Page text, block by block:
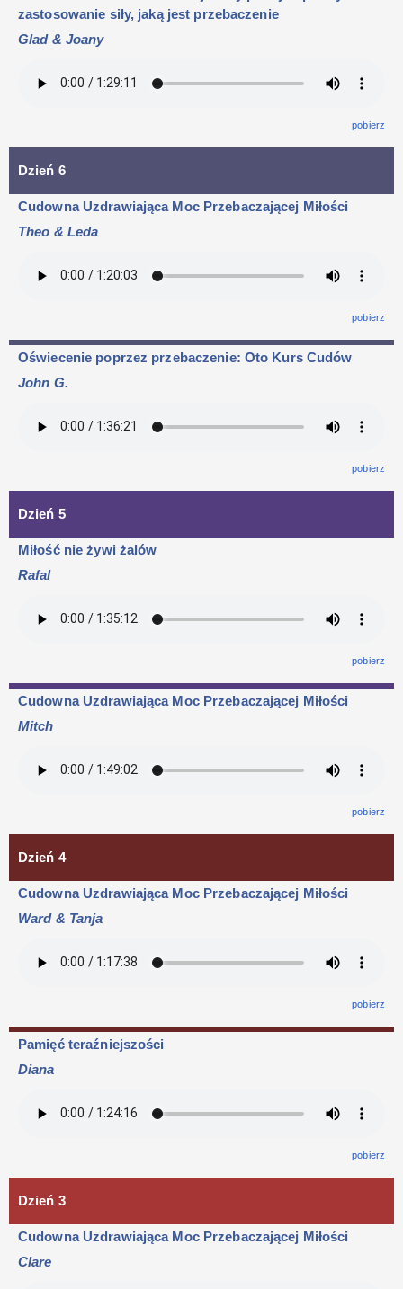
zastosowanie siły, jaką jest przebaczenie
Glad & Joany
pobierz
Dzień 6
Cudowna Uzdrawiająca Moc Przebaczającej Miłości
Theo & Leda
pobierz
Oświecenie poprzez przebaczenie: Oto Kurs Cudów
John G.
pobierz
Dzień 5
Miłość nie żywi żalów
Rafal
pobierz
Cudowna Uzdrawiająca Moc Przebaczającej Miłości
Mitch
pobierz
Dzień 4
Cudowna Uzdrawiająca Moc Przebaczającej Miłości
Ward & Tanja
pobierz
Pamięć teraźniejszości
Diana
pobierz
Dzień 3
Cudowna Uzdrawiająca Moc Przebaczającej Miłości
Clare